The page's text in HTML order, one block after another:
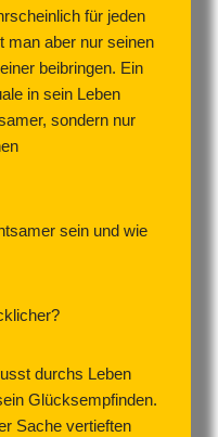
für jeden
man aber nur seinen
beibringen. Ein
in sein Leben
sondern nur
sein und wie
durchs Leben
Glücksempfinden.
Sache vertieften